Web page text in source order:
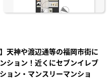
天神や渡辺通等の福岡市街に
ション！近くにセブンイレブ
ョン・マンスリーマンショ